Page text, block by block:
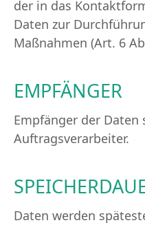
der in das
Daten zur
Maßnahmen (Art. 6
EMPFÄNGER
Empfänger der Daten
Auftragsverarbeiter.
Daten werden